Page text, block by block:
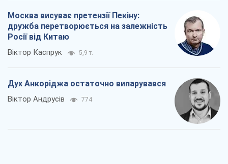
Москва висуває претензії Пекіну:
дружба перетворюється на залежність
Росії від Китаю
Віктор Каспрук 5,9 т.
Дух Анкоріджа остаточно випарувався
Віктор Андрусів 774